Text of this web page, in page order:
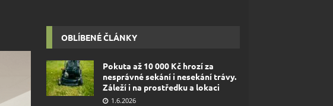
OBLÍBENÉ ČLÁNKY
Pokuta až 10 000 Kč hrozí za
nesprávné sekání i nesekání trávy.
Záleží i na prostředku a lokaci
1.6.2026